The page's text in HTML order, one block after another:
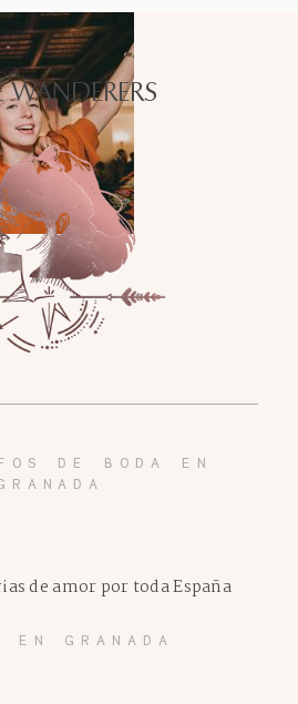
WANDERERS
DE BODA EN
EN GRANADA
de amor por toda España